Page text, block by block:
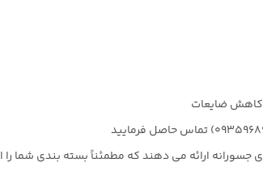
کاهش ضایعات
ارائه می دهند که مطمئناً بسته بندی شما را